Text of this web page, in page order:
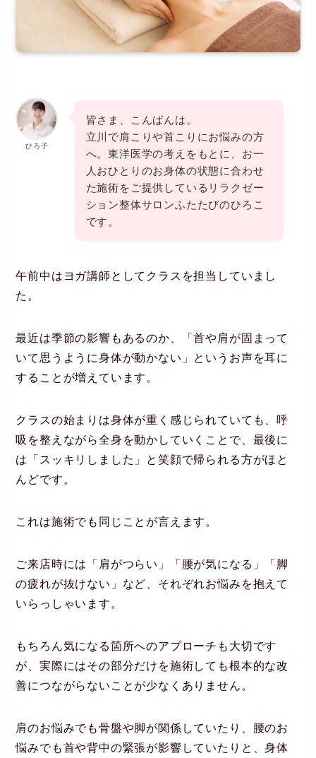
ひろ子
皆さま、こんばんは。
立川で肩こりや首こりにお悩みの方
へ。東洋医学の考えをもとに、お一
人おひとりのお身体の状態に合わせ
た施術をご提供しているリラクゼー
ション整体サロンふたたびのひろこ
です。
午前中はヨガ講師としてクラスを担当していまし
た。
最近は季節の影響もあるのか、「首や肩が固まって
いて思うように身体が動かない」というお声を耳に
することが増えています。
クラスの始まりは身体が重く感じられていても、呼
吸を整えながら全身を動かしていくことで、最後に
は「スッキリしました」と笑顔で帰られる方がほと
んどです。
これは施術でも同じことが言えます。
ご来店時には「肩がつらい」「腰が気になる」「脚
の疲れが抜けない」など、それぞれお悩みを抱えて
いらっしゃいます。
もちろん気になる箇所へのアプローチも大切です
が、実際にはその部分だけを施術しても根本的な改
善につながらないことが少なくありません。
肩のお悩みでも骨盤や脚が関係していたり、腰のお
悩みでも首や背中の緊張が影響していたりと、身体